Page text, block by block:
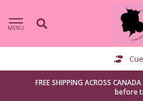
MENU
Cueillette à
FREE SHIPPING ACROSS
before